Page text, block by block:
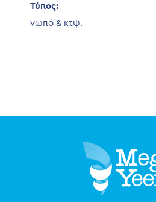
Τύπος:
νωπό & κτψ.